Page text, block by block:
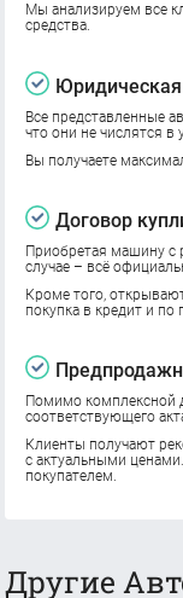
Мы анализируем все
средства.
Все представленные
что они не числятся в
Вы получаете
Договор
Приобретая машину с
случае – всё
Кроме того,
покупка в кредит и по
Помимо комплексной
соответствующего
Клиенты получают
с актуальными
покупателем.
Другие